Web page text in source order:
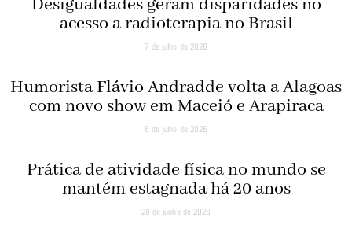
acesso a radioterapia no Brasil
7 de julho de 2026
Humorista Flávio Andradde volta a Alagoas
com novo show em Maceió e Arapiraca
6 de julho de 2026
Prática de atividade física no mundo se
mantém estagnada há 20 anos
28 de junho de 2026